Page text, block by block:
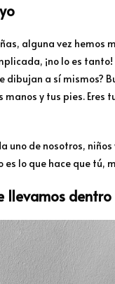
alguna vez hemos
¡no lo es
dibujan a sí mismos?
manos y tus pies.
uno de nosotros,
es lo que hace que
llevamos dentro